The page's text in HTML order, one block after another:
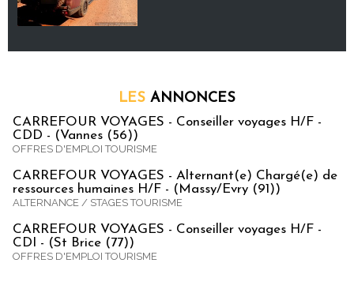
LES ANNONCES
CARREFOUR VOYAGES - Conseiller voyages H/F -
CDD - (Vannes (56))
OFFRES D'EMPLOI TOURISME
CARREFOUR VOYAGES - Alternant(e) Chargé(e) de
ressources humaines H/F - (Massy/Evry (91))
ALTERNANCE / STAGES TOURISME
CARREFOUR VOYAGES - Conseiller voyages H/F -
CDI - (St Brice (77))
OFFRES D'EMPLOI TOURISME